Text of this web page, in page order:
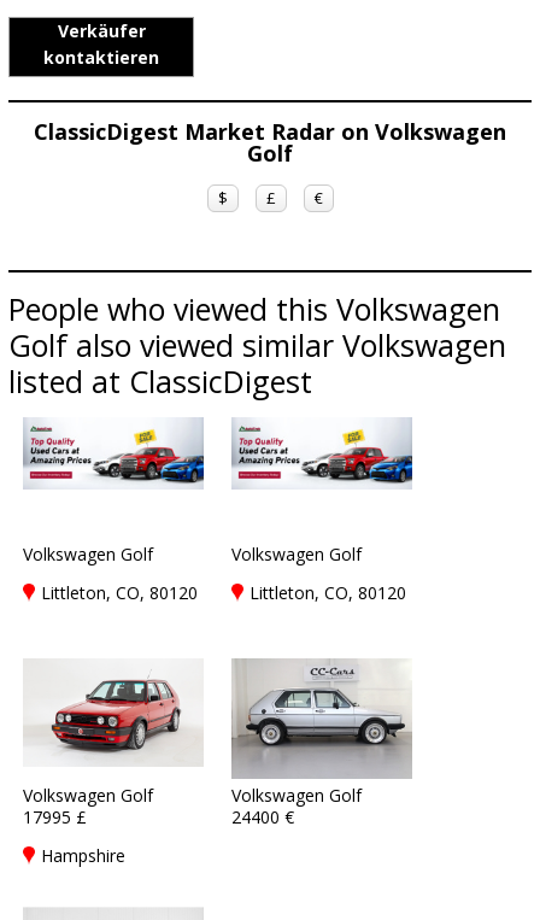
Verkäufer
kontaktieren
ClassicDigest Market Radar on Volkswagen
Golf
$ £ €
People who viewed this Volkswagen
Golf also viewed similar Volkswagen
listed at ClassicDigest
Volkswagen Golf
Littleton, CO, 80120
Volkswagen Golf
Littleton, CO, 80120
Volkswagen Golf
17995 £
Hampshire
Volkswagen Golf
24400 €